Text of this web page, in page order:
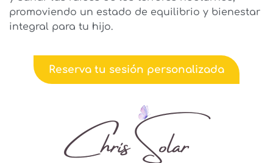
promoviendo un estado de equilibrio y bienestar
integral para tu hijo.
Reserva tu sesión personalizada